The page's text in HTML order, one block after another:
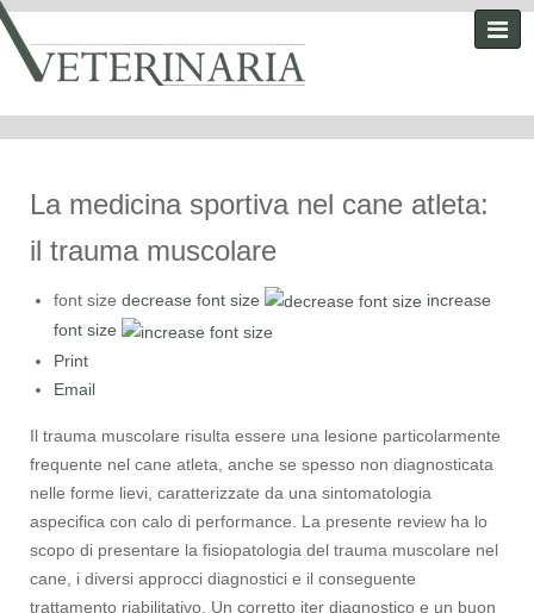
La medicina sportiva nel cane atleta:
il trauma muscolare
font size decrease font size
increase
font size
Print
Email
Il trauma muscolare risulta essere una lesione particolarmente
frequente nel cane atleta, anche se spesso non diagnosticata
nelle forme lievi, caratterizzate da una sintomatologia
aspecifica con calo di performance. La presente review ha lo
scopo di presentare la fisiopatologia del trauma muscolare nel
cane, i diversi approcci diagnostici e il conseguente
trattamento riabilitativo. Un corretto iter diagnostico e un buon